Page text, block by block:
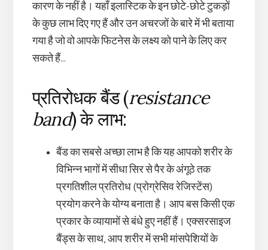
कारण के नहीं है। यहाँ इलास्टिक के इन छोटे-छोटे टुकड़ों
के कुछ लाभ दिए गए हैं और उन अचरजों के बारे में भी बताया
गया है जो वो आपके फिटनेस के लक्ष्य को पाने के लिए कर
सकते हैं…
प्रतिरोधक बैंड (resistance
band) के लाभ:
बैंड का सबसे अच्छा लाभ है कि यह आपको शरीर के
विभिन्न भागों में सीधा सिर से पैर के अंगूठे तक
प्रगतिशील प्रतिरोध (प्रोग्रेसिव रेजिस्टेंस)
प्रयोग करने के योग्य बनाता है। आप बस किसी एक
प्रकार के व्यायामों से बंधे हुए नहीं हैं। एक्सरसाइज
बैंड्स के साथ, आप शरीर में सभी मांसपेशियों के